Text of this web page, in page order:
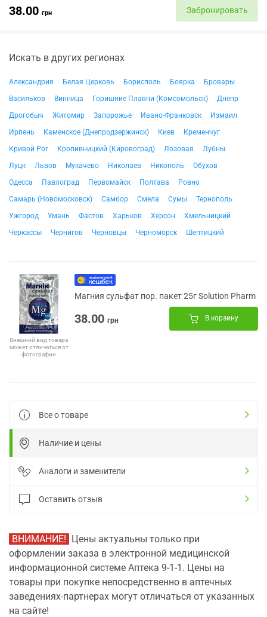
38.00 грн Забронировать
Искать в других регионах
Александрия Белая Церковь Борисполь Боярка
Бровары
Васильков
Винница Горишние Плавни (Комсомольск)
Днепр
Дрогобыч
Житомир Запорожье Ивано-Франковск
Измаил
Ирпень
Каменское (Днепродзержинск) Киев
Кременчуг
Кривой Рог
Кропивницкий (Кировоград) Лозовая
Лубны
Луцк
Львов Мукачево Николаев Никополь
Обухов
Одесса
Павлоград Первомайск Полтава
Ровно
Самарь (Новомосковск)
Самбор Смела Сумы
Тернополь
Ужгород
Умань Фастов Харьков Херсон
Хмельницкий
Черкассы
Чернигов Черновцы Черноморск Шептицкий
Внешний вид товара
может отличаться от
фотографии
Магния сульфат пор. пакет 25г Solution Pharm
38.00 грн В корзину
Все о товаре
Наличие и цены
Аналоги и заменители
Оставить отзыв
ВНИМАНИЕ! Цены актуальны только при
оформлении заказа в электронной медицинской
информационной системе Аптека 9-1-1. Цены на
товары при покупке непосредственно в аптечных
заведениях-партнерах могут отличаться от указанных
на сайте!